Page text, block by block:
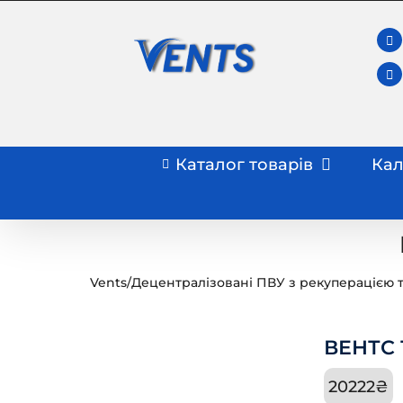
Каталог товарів
Vents/Децентралізовані ПВУ з рекуперацією
ВЕНТС
20222₴